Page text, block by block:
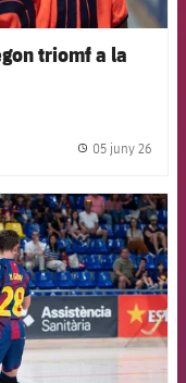
triomf a la
05 juny 26
badge